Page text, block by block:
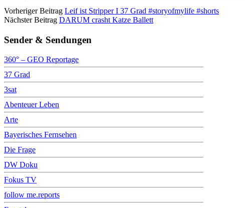
Vorheriger Beitrag Leif ist Stripper I 37 Grad #storyofmylife #shorts
Nächster Beitrag DARUM crasht Katze Ballett
Sender & Sendungen
360° – GEO Reportage
37 Grad
3sat
Abenteuer Leben
Arte
Bayerisches Fernsehen
Die Frage
DW Doku
Fokus TV
follow me.reports